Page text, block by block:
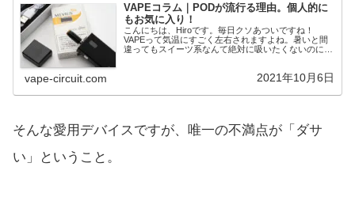
VAPEコラム｜PODが流行る理由。個人的に
もお気に入り！
こんにちは、Hiroです。毎日クソあついですね！
VAPEって気温にすごく左右されますよね。暑いと間
違ってもスイーツ系なんて絶対に吸いたくないのに、
vape-circuit.com 2021年10月6日
そんな愛用デバイスですが、唯一の不満点が「ダサ
い」ということ。